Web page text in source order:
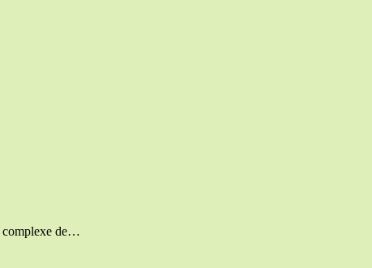
complexe de…